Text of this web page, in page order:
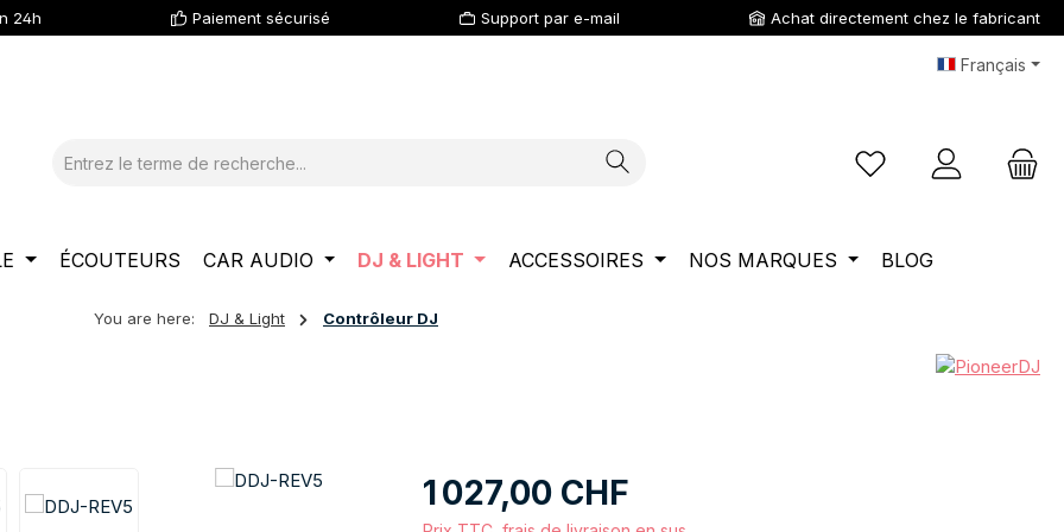
24h Paiement sécurisé Support par e-mail Achat directement chez le fabricant
Français
Vous avez 0 articles
ÉCOUTEURS CAR AUDIO DJ & LIGHT ACCESSOIRES NOS MARQUES BLOG
You are here: DJ & Light Contrôleur DJ
Prix régulier :
1 027,00 CHF